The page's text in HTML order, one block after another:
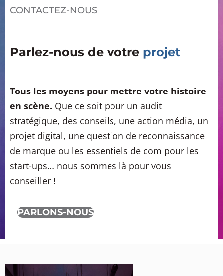
CONTACTEZ-NOUS
Parlez-nous de votre projet
Tous les moyens pour mettre votre histoire
en scène. Que ce soit pour un audit
stratégique, des conseils, une action média, un
projet digital, une question de reconnaissance
de marque ou les essentiels de com pour les
start-ups… nous sommes là pour vous
conseiller !
PARLONS-NOUS